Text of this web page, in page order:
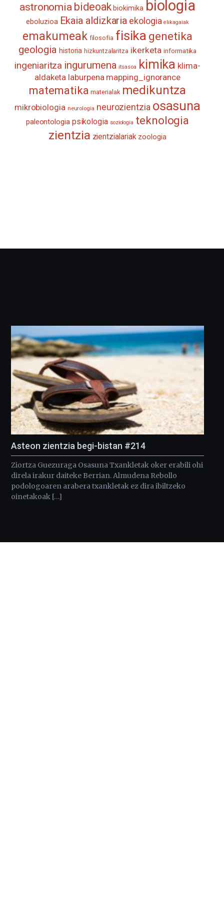
astronomia bideoak biokimika biologia
eboluzioa Ekaia aldizkaria ekologia elikagaiak
emakumeak filosofia fisika genetika
geologia historia hizkuntzalaritza ikerketa informatika
ingeniaritza ingurumena itsasoa kimika klima-
aldaketa laburpena mapping_ignorance
matematika materialak medikuntza
mikrobiologia neurologia neurozientzia osasuna
paleontologia psikologia soziologia teknologia
zientzia zientzialariak zoologia
Asteon zientzia begi-bistan #214
Ziortza Guezuraga Osasuna Txankletak oker erabili ohi
direla irakur daiteke Berrian. Almudena Rebollo
podologoaren arabera txankletak ez dira ibiltzeko
oinetakoak […]